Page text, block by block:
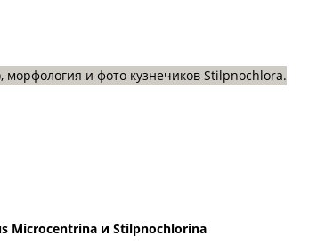
Microcentrina и Stilpnochlorina